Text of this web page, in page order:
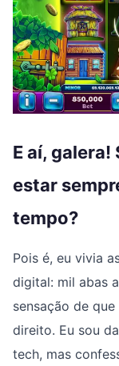
E aí, galera!
estar
tempo?
Pois é, eu vivia
digital: mil abas
sensação de
direito. Eu sou
tech, mas